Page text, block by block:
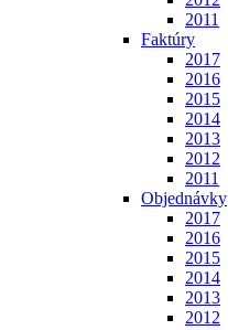
2011
Faktúry
2017
2016
2015
2014
2013
2012
2011
Objednávky
2017
2016
2015
2014
2013
2012